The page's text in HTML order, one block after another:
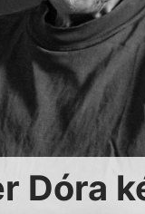
Dóra